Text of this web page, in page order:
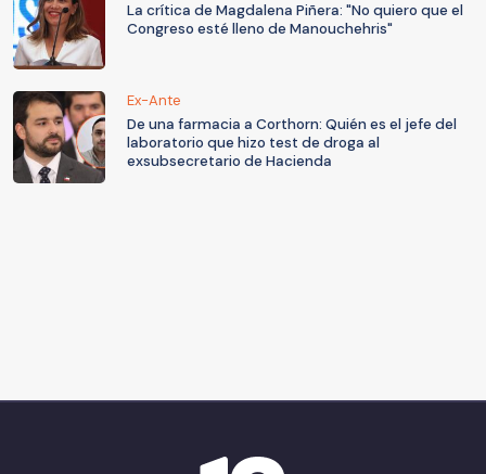
La crítica de Magdalena Piñera: "No quiero que el
Congreso esté lleno de Manouchehris"
Ex-Ante
De una farmacia a Corthorn: Quién es el jefe del
laboratorio que hizo test de droga al
exsubsecretario de Hacienda